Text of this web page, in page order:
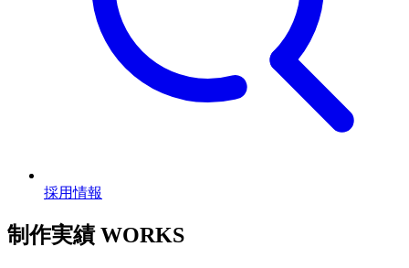
採用情報
制作実績WORKS